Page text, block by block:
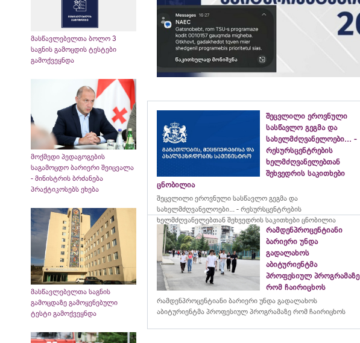
მასწავლებელთა ბოლო 3
საგნის გამოცდის ტესტები
გამოქვეყნდა
მოქმედი პედაგოგების
საგამოცდო ბარიერი შეიცვალა
- მინისტრის ბრძანება
პრაქტიკოსებს ეხება
მასწავლებელთა საგნის
გამოცდაზე გამოყენებული
ტესტი გამოქვეყნდა
შეცვლილი ეროვნული
სასწავლო გეგმა და
სახელმძღვანელოები... -
რესურსცენტრების
ხელმძღვანელებთან
შეხვედრის საკითხები
ცნობილია
შეცვლილი ეროვნული სასწავლო გეგმა და
სახელმძღვანელოები... - რესურსცენტრების
ხელმძღვანელებთან შეხვედრის საკითხები ცნობილია
რამდენპროცენტიანი
ბარიერი უნდა
გადალახოს
აბიტურიენტმა
პროფესიულ პროგრამაზე
რომ ჩაირიცხოს
რამდენპროცენტიანი ბარიერი უნდა გადალახოს
აბიტურიენტმა პროფესიულ პროგრამაზე რომ ჩაირიცხოს